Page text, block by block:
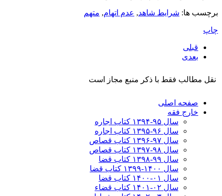
برچسب ها: شرایط شاهد, عدم اتهام, متهم
چاپ
قبلی
بعدی
نقل مطالب فقط با ذکر منبع مجاز است
صفحه اصلی
خارج فقه
سال ۹۵-۱۳۹۴ کتاب اجاره
سال ۹۶-۱۳۹۵ کتاب اجاره
سال ۹۷-۱۳۹۶ کتاب قصاص
سال ۹۸-۱۳۹۷ کتاب قصاص
سال ۹۹-۱۳۹۸‍ کتاب قضا
سال ۱۴۰۰-۱۳۹۹ کتاب قضا
سال ۰۱-۱۴۰۰ کتاب قضا
سال ۰۲-۱۴۰۱ کتاب قضاء